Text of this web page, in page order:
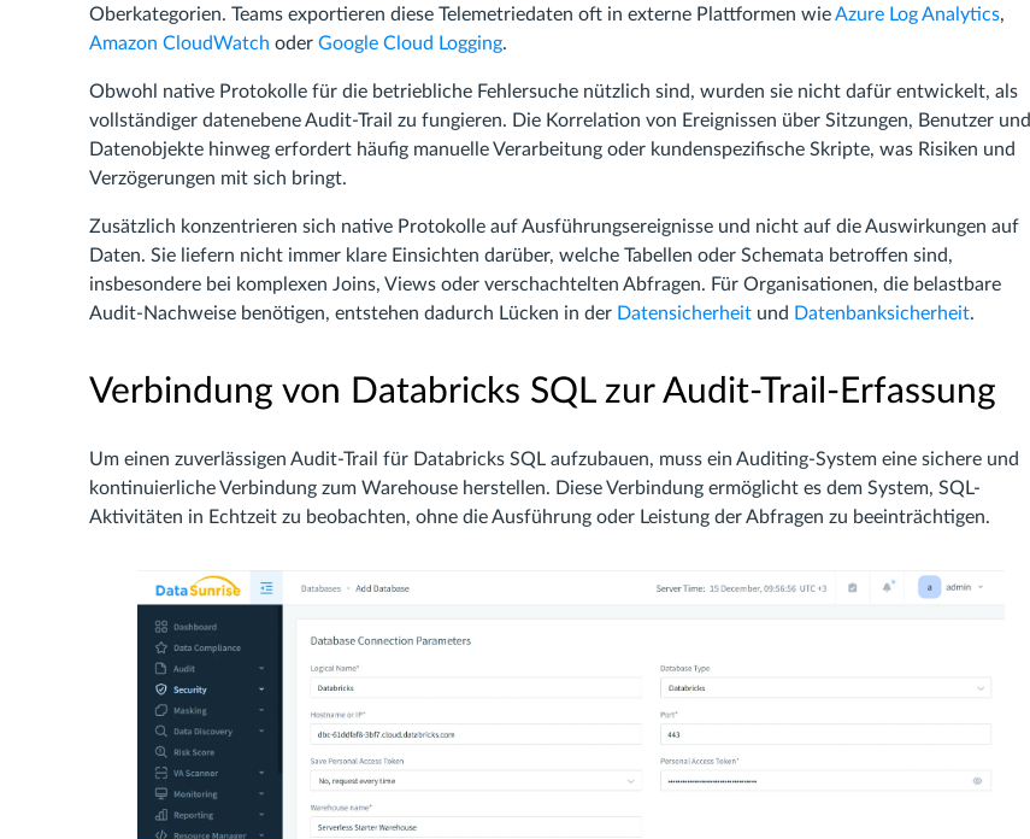
Oberkategorien. Teams exportieren diese Telemetriedaten oft in externe Plattformen wieAzure Log Analytics,
Amazon CloudWatch oder Google Cloud Logging.
Obwohl native Protokolle für die betriebliche Fehlersuche nützlich sind, wurden sie nicht dafür entwickelt, als
vollständiger datenebene Audit-Trail zu fungieren. Die Korrelation von Ereignissen über Sitzungen, Benutzer und
Datenobjekte hinweg erfordert häufig manuelle Verarbeitung oder kundenspezifische Skripte, was Risiken und
Verzögerungen mit sich bringt.
Zusätzlich konzentrieren sich native Protokolle auf Ausführungsereignisse und nicht auf die Auswirkungen auf
Daten. Sie liefern nicht immer klare Einsichten darüber, welche Tabellen oder Schemata betroffen sind,
insbesondere bei komplexen Joins, Views oder verschachtelten Abfragen. Für Organisationen, die belastbare
Audit-Nachweise benötigen, entstehen dadurch Lücken in der Datensicherheit und Datenbanksicherheit.
Verbindung von Databricks SQL zur Audit-Trail-Erfassung
Um einen zuverlässigen Audit-Trail für Databricks SQL aufzubauen, muss ein Auditing-System eine sichere und
kontinuierliche Verbindung zum Warehouse herstellen. Diese Verbindung ermöglicht es dem System, SQL-
Aktivitäten in Echtzeit zu beobachten, ohne die Ausführung oder Leistung der Abfragen zu beeinträchtigen.